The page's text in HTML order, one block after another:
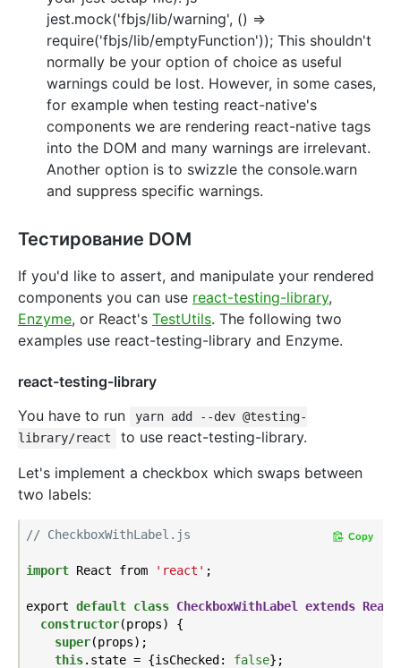
jest.mock('fbjs/lib/warning', () =>
require('fbjs/lib/emptyFunction')); This shouldn't
normally be your option of choice as useful
warnings could be lost. However, in some cases,
for example when testing react-native's
components we are rendering react-native tags
into the DOM and many warnings are irrelevant.
Another option is to swizzle the console.warn
and suppress specific warnings.
Тестирование DOM
If you'd like to assert, and manipulate your rendered
components you can use react-testing-library,
Enzyme, or React's TestUtils. The following two
examples use react-testing-library and Enzyme.
react-testing-library
You have to run
yarn add --dev @testing-
library/react
to use react-testing-library.
Let's implement a checkbox which swaps between
two labels:
// CheckboxWithLabel.js
import React from 'react' ;
export default class CheckboxWithLabel extends React
constructor(props) {
super(props);
this.state = {isChecked: false};
Copy